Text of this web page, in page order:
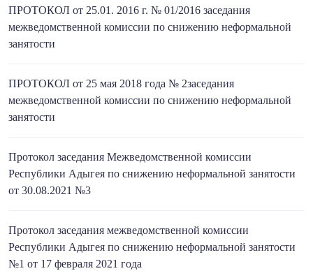
ПРОТОКОЛ от 25.01. 2016 г. № 01/2016 заседания
межведомственной комиссии по снижению неформальной
занятости
ПРОТОКОЛ от 25 мая 2018 года № 2заседания
межведомственной комиссии по снижению неформальной
занятости
Протокол заседания Межведомственной комиссии
Республики Адыгея по снижению неформальной занятости
от 30.08.2021 №3
Протокол заседания межведомственной комиссии
Республики Адыгея по снижению неформальной занятости
№1 от 17 февраля 2021 года